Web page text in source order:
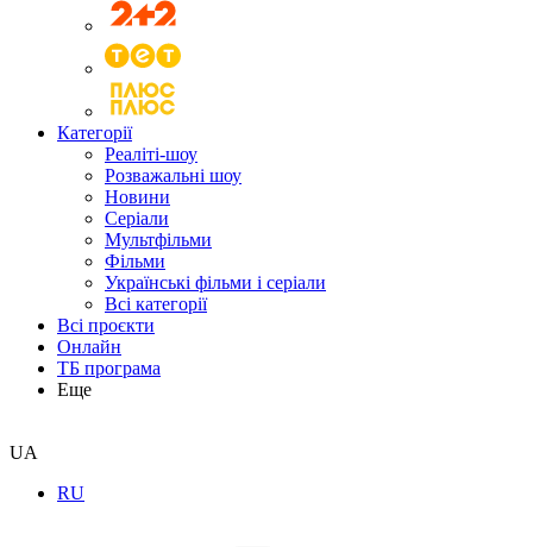
Категорії
Реаліті-шоу
Розважальні шоу
Новини
Серіали
Мультфільми
Фільми
Українські фільми і серіали
Всі категорії
Всі проєкти
Онлайн
ТБ програма
Еще
UA
RU